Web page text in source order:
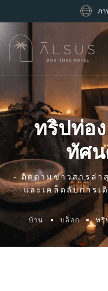
ภา
ทริปท่อ
ทัศ
- ติดตามข่าวสารล่า
และเคล็ดลับการเ
บ้าน บล็อก ทริ